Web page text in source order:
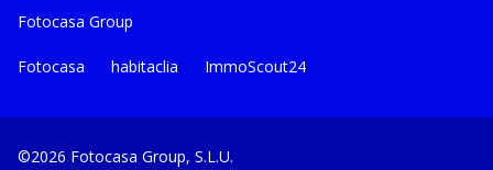
Fotocasa Group
Fotocasa habitaclia ImmoScout24
©2026 Fotocasa Group, S.L.U.